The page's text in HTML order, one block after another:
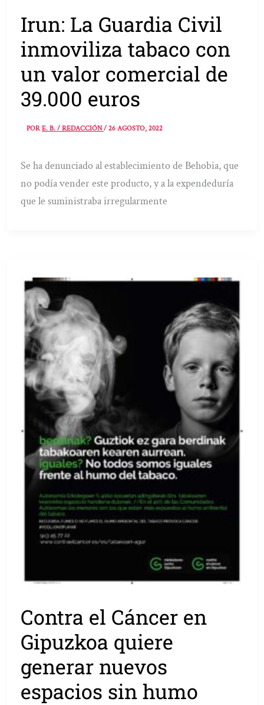
Irun: La Guardia Civil
inmoviliza tabaco con
un valor comercial de
39.000 euros
PORE. B. / REDACCIÓN/26 AGOSTO, 2022
Se ha denunciado al establecimiento de Behobia, que
no podía vender este producto, y a la expendeduría
que le suministraba irregularmente
Contra el Cáncer en
Gipuzkoa quiere
generar nuevos
espacios sin humo